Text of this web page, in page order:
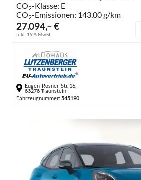
27.094,– €
inkl. 19% MwSt.
CO2-Klasse: E
CO2-Emissionen: 143,00 g/km
Eugen-Rosner-Str. 16,
83278 Traunstein
Fahrzeugnummer: 545190